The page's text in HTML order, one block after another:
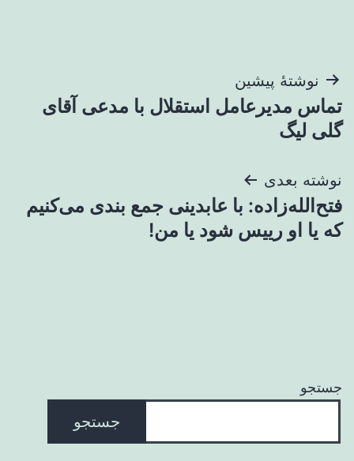
راهبری
نوشته
نوشتهٔ پیشین
تماس مدیرعامل استقلال با مدعی آقای
گلی لیگ
نوشته بعدی
فتح‌الله‌زاده: با عابدینی جمع بندی می‌کنیم
که یا او رییس شود یا من!
جستجو
جستجو